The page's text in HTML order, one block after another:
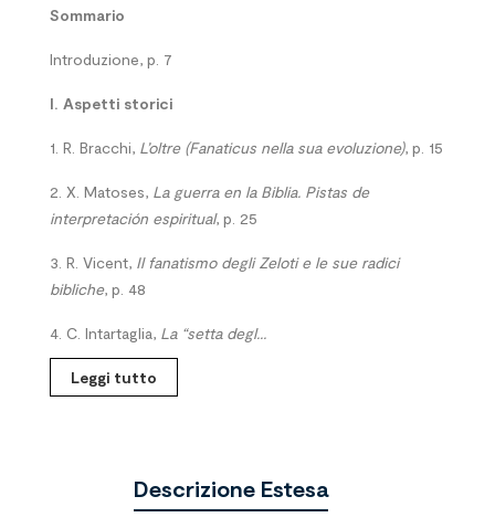
Sommario
Introduzione, p. 7
I. Aspetti storici
1. R. Bracchi, L’oltre (Fanaticus nella sua evoluzione), p. 15
2. X. Matoses, La guerra en la Biblia. Pistas de
interpretación espiritual, p. 25
3. R. Vicent, Il fanatismo degli Zeloti e le sue radici
bibliche, p. 48
4. C. Intartaglia, La “setta degl...
Leggi tutto
Descrizione Estesa